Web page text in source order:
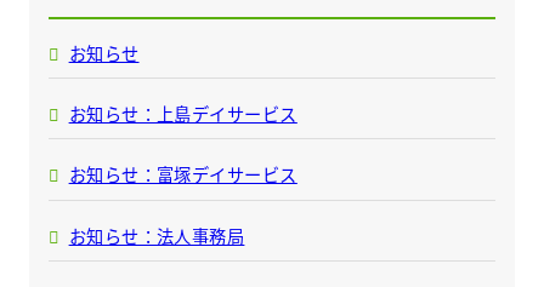
お知らせ
お知らせ：上島デイサービス
お知らせ：富塚デイサービス
お知らせ：法人事務局